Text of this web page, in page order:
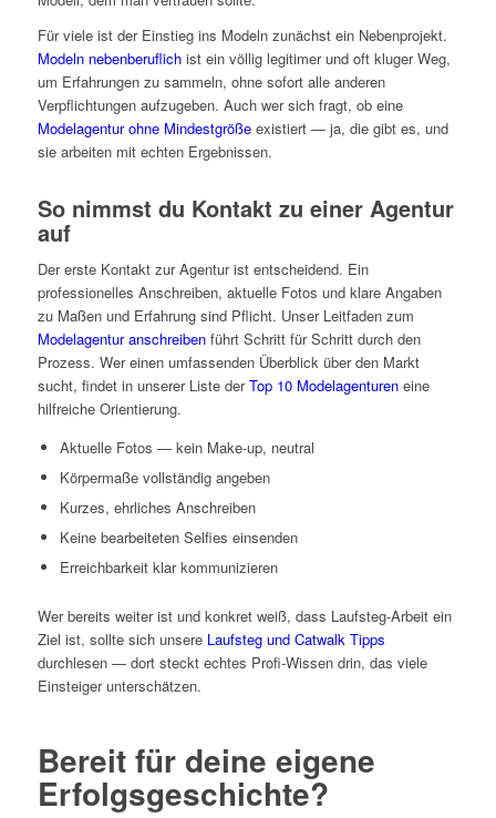
Für viele ist der Einstieg ins Modeln zunächst ein Nebenprojekt.
Modeln nebenberuflichist ein völlig legitimer und oft kluger Weg,
um Erfahrungen zu sammeln, ohne sofort alle anderen
Verpflichtungen aufzugeben. Auch wer sich fragt, ob eine
Modelagentur ohne Mindestgrößeexistiert — ja, die gibt es, und
sie arbeiten mit echten Ergebnissen.
So nimmst du Kontakt zu einer Agentur
auf
Der erste Kontakt zur Agentur ist entscheidend. Ein
professionelles Anschreiben, aktuelle Fotos und klare Angaben
zu Maßen und Erfahrung sind Pflicht. Unser Leitfaden zum
Modelagentur anschreibenführt Schritt für Schritt durch den
Prozess. Wer einen umfassenden Überblick über den Markt
sucht, findet in unserer Liste derTop 10 Modelagentureneine
hilfreiche Orientierung.
Aktuelle Fotos — kein Make-up, neutral
Körpermaße vollständig angeben
Kurzes, ehrliches Anschreiben
Keine bearbeiteten Selfies einsenden
Erreichbarkeit klar kommunizieren
Wer bereits weiter ist und konkret weiß, dass Laufsteg-Arbeit ein
Ziel ist, sollte sich unsere Laufsteg und Catwalk Tipps
durchlesen — dort steckt echtes Profi-Wissen drin, das viele
Einsteiger unterschätzen.
Bereit für deine eigene
Erfolgsgeschichte?